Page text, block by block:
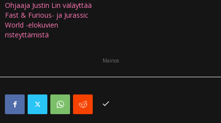
Ohjaaja Justin Lin väläyttää
Fast & Furious- ja Jurassic
World -elokuvien
risteyttämistä
Mainos